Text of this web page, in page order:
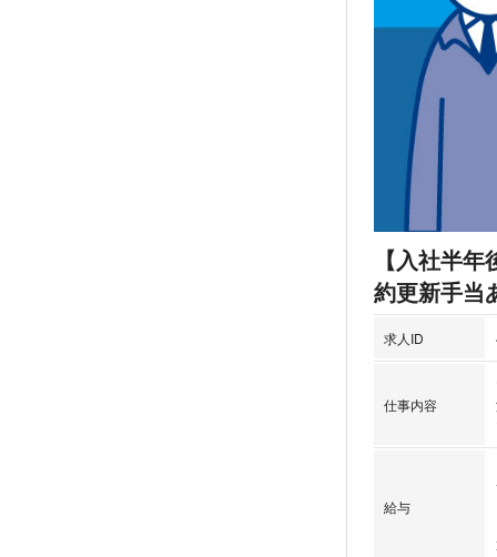
【入社半
約更新手当
求人ID
仕事内容
給与